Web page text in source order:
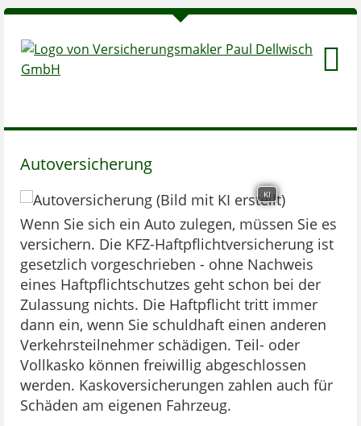
Autoversicherung
KI
Wenn Sie sich ein Auto zulegen, müssen Sie es
versichern. Die KFZ-Haftpflichtversicherung ist
gesetzlich vorgeschrieben - ohne Nachweis
eines Haftpflichtschutzes geht schon bei der
Zulassung nichts. Die Haftpflicht tritt immer
dann ein, wenn Sie schuldhaft einen anderen
Verkehrsteilnehmer schädigen. Teil- oder
Vollkasko können freiwillig abgeschlossen
werden. Kaskoversicherungen zahlen auch für
Schäden am eigenen Fahrzeug.